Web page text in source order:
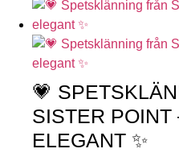
💗
SISTER POINT
ELEGANT ✨